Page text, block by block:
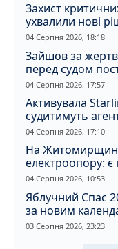
Захист
ухвалили нові
04 Серпня 2026, 18:18
Зайшов за
перед судом
04 Серпня 2026, 17:57
Активувала
судитимуть
04 Серпня 2026, 17:10
На
електроопору: є
04 Серпня 2026, 10:53
Яблучний Спас
за новим
прикмети дня
03 Серпня 2026, 23:23